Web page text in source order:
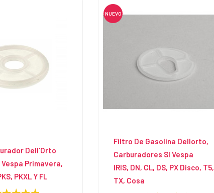
Dell'Orto
Vespa Primavera,
PKXL Y FL
NUEVO
Filtro De Gasolina Dellorto,
Carburadores SI Vespa
IRIS, DN, CL, DS, PX Disco, T5,
TX, Cosa